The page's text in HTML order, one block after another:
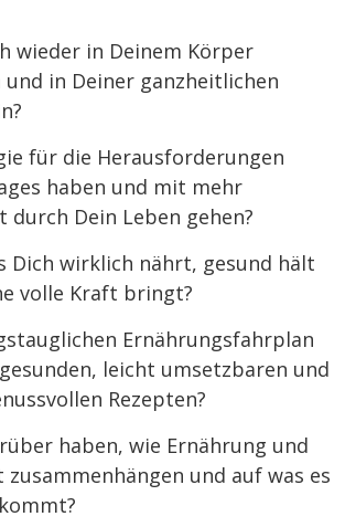
wieder in Deinem Körper
in Deiner ganzheitlichen
für die Herausforderungen
haben und mit mehr
durch Dein Leben gehen?
Dich wirklich nährt, gesund hält
volle Kraft bringt?
Ernährungsfahrplan
leicht umsetzbaren und
Rezepten?
haben, wie Ernährung und
zusammenhängen und auf was es